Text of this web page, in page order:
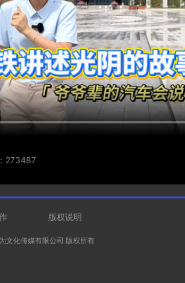
273487
版权说明
文化传媒有限公司 版权所有